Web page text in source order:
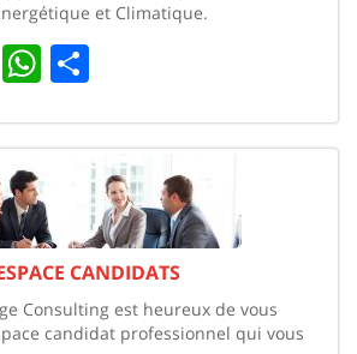
et Climatique.
Facebook
WhatsApp
CANDIDATS
Consulting est heureux de vous
candidat professionnel qui vous